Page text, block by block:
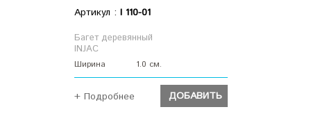
Артикул : I 110-01
Багет деревянный
INJAC
Ширина 1.0 см.
+ Подробнее ДОБАВИТЬ